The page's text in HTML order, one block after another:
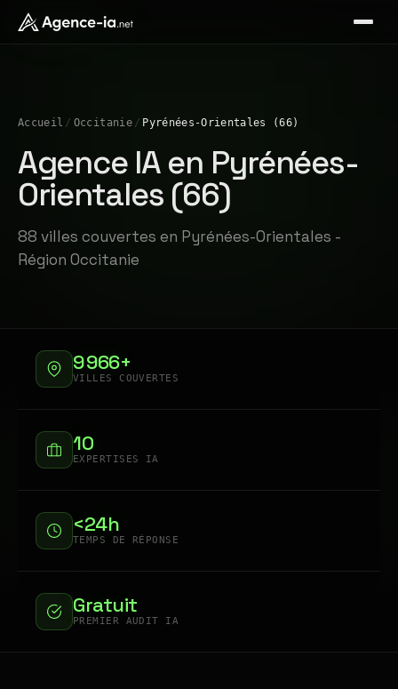
Accueil / Occitanie / Pyrénées-Orientales (66)
Agence IA en Pyrénées-
Orientales (66)
88 villes couvertes en Pyrénées-Orientales -
Région Occitanie
9 966+
VILLES COUVERTES
10
EXPERTISES IA
<24h
TEMPS DE RÉPONSE
Gratuit
PREMIER AUDIT IA